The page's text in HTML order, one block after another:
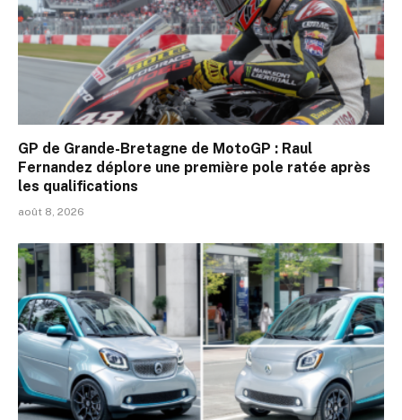
GP de Grande-Bretagne de MotoGP : Raul
Fernandez déplore une première pole ratée après
les qualifications
août 8, 2026